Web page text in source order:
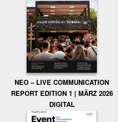
NEO – LIVE COMMUNICATION
REPORT EDITION 1 | MÄRZ 2026
DIGITAL